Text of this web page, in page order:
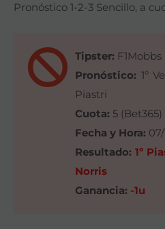
Pronóstico 1-2-3 Sencillo, a
Tipster: F1Mobbs
Pronóstico: 1º
Piastri
Cuota: 5 (Bet365)
Fecha y Hora:
Resultado: 1º
Norris
Ganancia: -1u